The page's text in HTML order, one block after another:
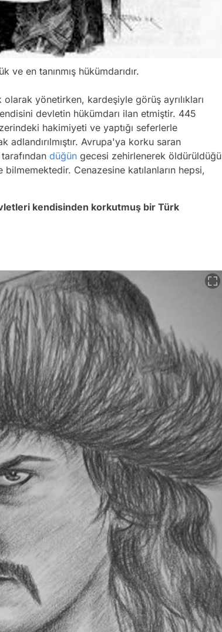
en tanınmış hükümdarıdır.
yönetirken, kardeşiyle görüş ayrılıkları
devletin hükümdarı ilan etmiştir. 445
hakimiyeti ve yaptığı seferlerle
adlandırılmıştır. Avrupa'ya korku saran
düğün gecesi zehirlenerek öldürüldüğü
Cenazesine katılanların hepsi,
kendisinden korkutmuş bir Türk